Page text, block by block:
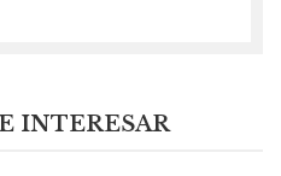
INTERESAR